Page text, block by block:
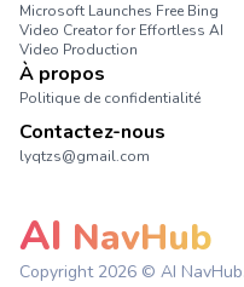
Microsoft Launches Free Bing
Video Creator for Effortless AI
Video Production
À propos
Politique de confidentialité
Contactez-nous
lyqtzs@gmail.com
AI NavHub
Copyright 2026 © AI